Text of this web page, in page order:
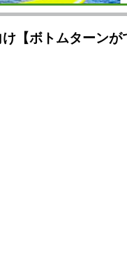
【ボトムターンが